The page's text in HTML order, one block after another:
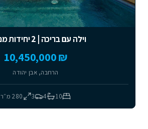
וילה עם בריכה | 2 יחידות מניבות
₪ 10,450,000
הרחבה, אבן יהודה
10
4
3
280מ״ר